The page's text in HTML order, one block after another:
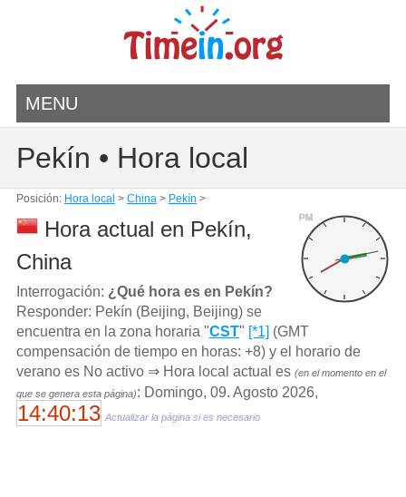
MENU
Pekín • Hora local
Posición: Hora local > China> Pekín >
PM
Hora actual en Pekín,
China
Interrogación: ¿Qué hora es en Pekín?
Responder: Pekín (Beijing, Beijing) se
encuentra en la zona horaria "CST" [*1] (GMT
compensación de tiempo en horas: +8) y el horario de
verano es No activo ⇒ Hora local actual es (en el momento en el
que se genera esta página): Domingo, 09. Agosto 2026,
14:40:13 Actualizar la página si es necesario